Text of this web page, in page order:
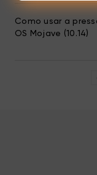
Como usar a
OS Mojave (10.14)